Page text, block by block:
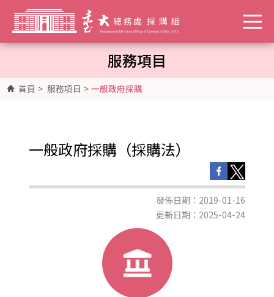
服務項目
首頁 > 服務項目 > 一般政府採購
一般政府採購（採購法）
發佈日期：2019-01-16
更新日期：2025-04-24